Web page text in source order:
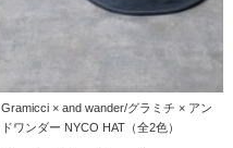
Gramicci × and wander/グラミチ × アン
ドワンダー NYCO HAT（全2色）